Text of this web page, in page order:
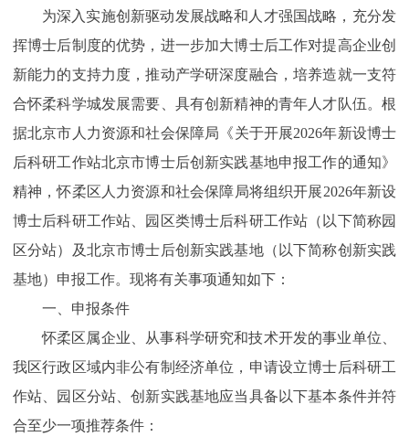
为深入实施创新驱动发展战略和人才强国战略，充分发
挥博士后制度的优势，进一步加大博士后工作对提高企业创
新能力的支持力度，推动产学研深度融合，培养造就一支符
合怀柔科学城发展需要、具有创新精神的青年人才队伍。根
据北京市人力资源和社会保障局《关于开展2026年新设博士
后科研工作站北京市博士后创新实践基地申报工作的通知》
精神，怀柔区人力资源和社会保障局将组织开展2026年新设
博士后科研工作站、园区类博士后科研工作站（以下简称园
区分站）及北京市博士后创新实践基地（以下简称创新实践
基地）申报工作。现将有关事项通知如下：
一、申报条件
怀柔区属企业、从事科学研究和技术开发的事业单位、
我区行政区域内非公有制经济单位，申请设立博士后科研工
作站、园区分站、创新实践基地应当具备以下基本条件并符
合至少一项推荐条件：